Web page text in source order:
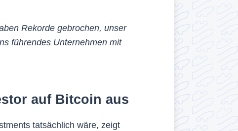
Rekorde gebrochen, unser
führendes Unternehmen mit
auf Bitcoin aus
tatsächlich wäre, zeigt